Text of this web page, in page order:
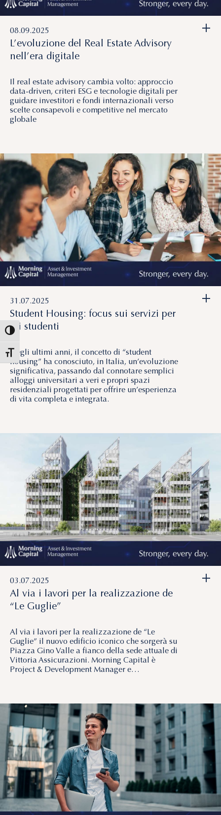
Attiva/disattiva alto contrasto
Attiva/disattiva dimensione testo
08.09.2025
L’evoluzione del Real Estate Advisory
nell’era digitale
Il real estate advisory cambia volto: approccio
data-driven, criteri ESG e tecnologie digitali per
guidare investitori e fondi internazionali verso
scelte consapevoli e competitive nel mercato
globale
+
31.07.2025
Student Housing: focus sui servizi per
gli studenti
Negli ultimi anni, il concetto di “student
housing” ha conosciuto, in Italia, un’evoluzione
significativa, passando dal connotare semplici
alloggi universitari a veri e propri spazi
residenziali progettati per offrire un’esperienza
di vita completa e integrata.
+
03.07.2025
Al via i lavori per la realizzazione de
“Le Guglie”
Al via i lavori per la realizzazione de “Le
Guglie” il nuovo edificio iconico che sorgerà su
Piazza Gino Valle a fianco della sede attuale di
Vittoria Assicurazioni. Morning Capital è
Project & Development Manager e…
+